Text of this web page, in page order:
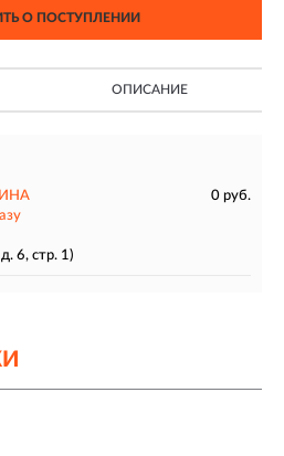
О ПОСТУПЛЕНИИ
ОПИСАНИЕ
0 руб.
6, стр. 1)